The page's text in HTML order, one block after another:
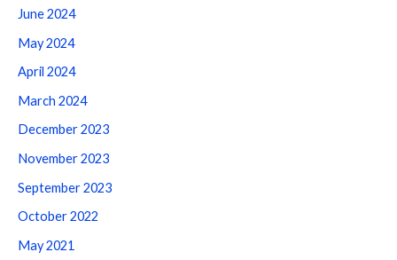
June 2024
May 2024
April 2024
March 2024
December 2023
November 2023
September 2023
October 2022
May 2021